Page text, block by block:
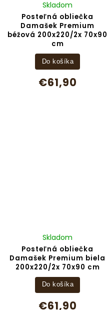
Posteľná obliečka
Damašek Premium
béžová 200x220/2x 70x90
cm
Skladom
€61,90
Do košíka
Posteľná obliečka
Damašek Premium biela
200x220/2x 70x90 cm
Skladom
€61,90
Do košíka